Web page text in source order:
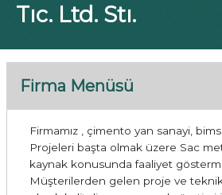
Tıc. Ltd. Stı.
Firma Menüsü
Firmamız , çimento yan sanayi,
Projeleri başta olmak üzere Sac
kaynak konusunda faaliyet
Müşterilerden gelen proje ve